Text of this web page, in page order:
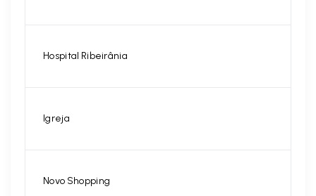
Hospital Ribeirânia
Igreja
Novo Shopping